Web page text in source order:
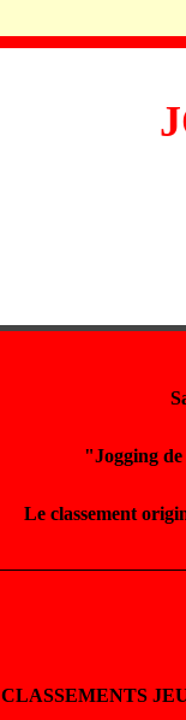
"Jogging
Le classement
CLASSEMENTS